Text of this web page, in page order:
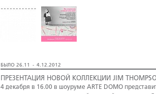
БЫЛО 26.11 - 4.12.2012
ПРЕЗЕНТАЦИЯ НОВОЙ КОЛЛЕКЦИИ JIM
4 декабря в 16.00 в шоуруме ARTE DOMO